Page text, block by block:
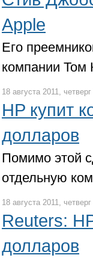
Apple
Его
компании Том
18 августа 2011,
HP купит
долларов
Помимо этой
отдельную
18 августа 2011,
Reuters:
долларов